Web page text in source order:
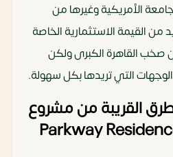
الأمريكية وغيرها من
من القيمة الاستثمارية الخاصة
صخب القاهرة الكبرى ولكن
التي تريدها بكل سهولة.
القريبة من مشروع
Parkway